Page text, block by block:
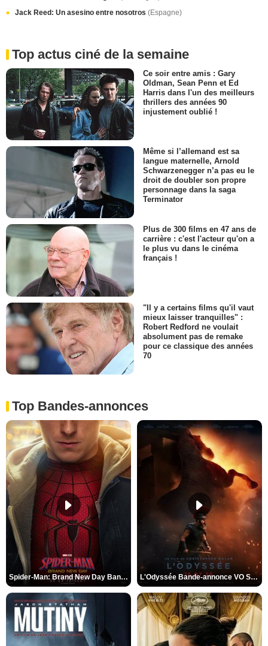
Jack Reed: Un asesino entre nosotros (Espagne)
Top actus ciné de la semaine
Ce soir entre amis : Gary
Oldman, Sean Penn et Ed
Harris dans l'un des meilleurs
thrillers des années 90
injustement oublié !
Même si l’allemand est sa
langue maternelle, Arnold
Schwarzenegger n’a pas eu le
droit de doubler son propre
personnage dans la saga
Terminator
Plus de 300 films en 47 ans de
carrière : c'est l'acteur qu'on a
le plus vu dans le cinéma
français !
"Il y a certains films qu'il vaut
mieux laisser tranquilles" :
Robert Redford ne voulait
absolument pas de remake
pour ce classique des années
70
Top Bandes-annonces
Spider-Man: Brand New Day Bande-annonce VO STFR L'Odyssée Bande-annonce VO STFR